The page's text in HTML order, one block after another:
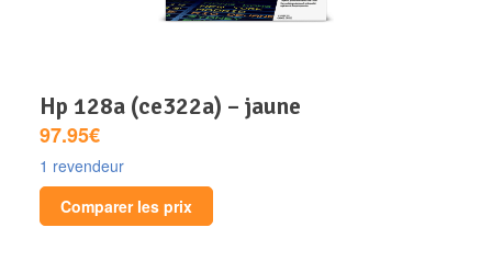
hp 128a (ce322a) – jaune
97.95€
1 revendeur
Comparer les prix